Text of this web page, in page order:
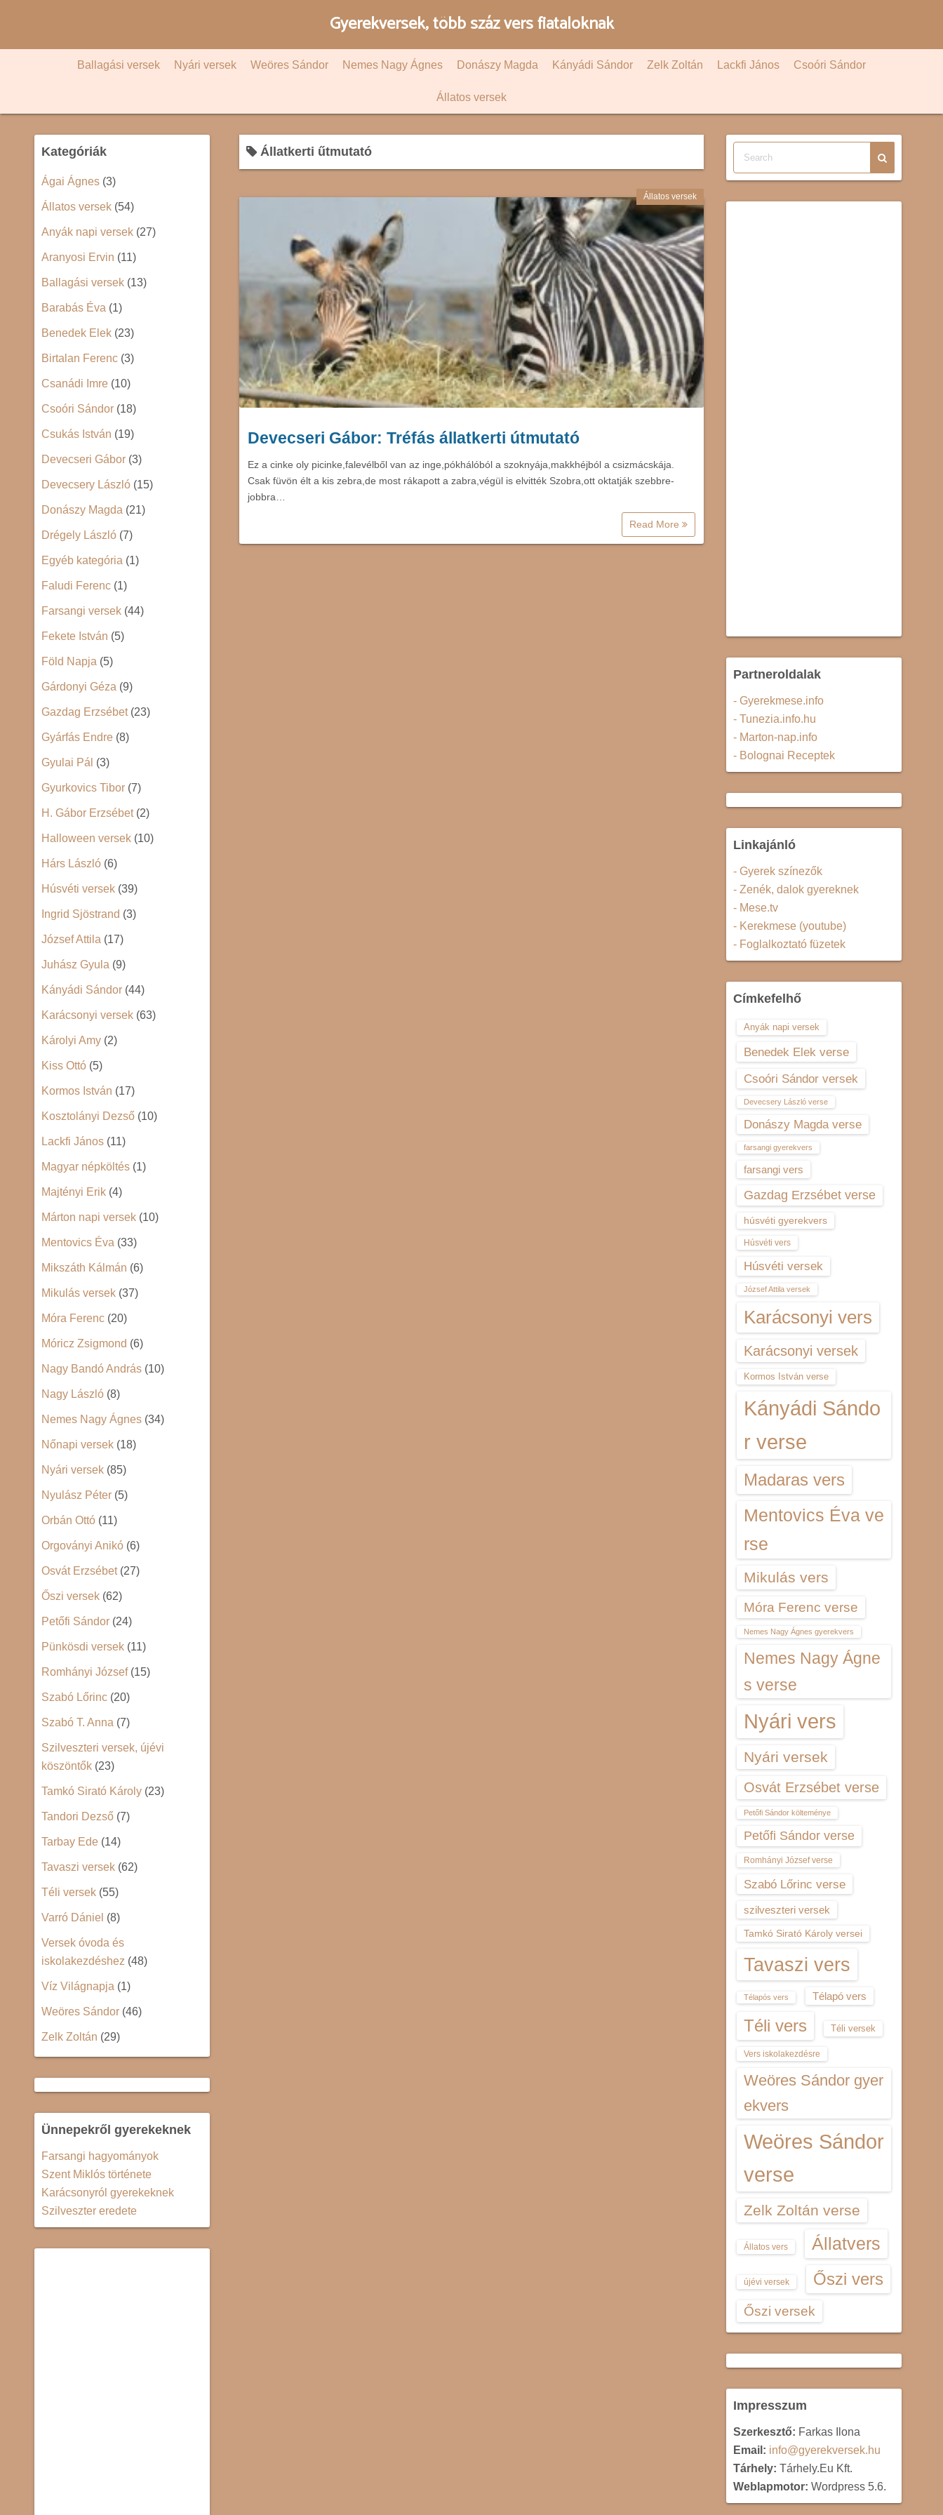
c
Gyerekversek, több száz vers fiataloknak
Ballagási versek Nyári versek Weöres Sándor Nemes Nagy Ágnes Donászy Magda Kányádi Sándor Zelk Zoltán Lackfi János Csoóri Sándor
Állatos versek
Állatkerti űtmutató
Állatos versek
Devecseri Gábor: Tréfás állatkerti útmutató
Ez a cinke oly picinke,falevélből van az inge,pókhálóból a szoknyája,makkhéjból a csizmácskája.
Csak füvön élt a kis zebra,de most rákapott a zabra,végül is elvitték Szobra,ott oktatják szebbre-
jobbra…
Read More
Kategóriák
Ágai Ágnes (3)
Állatos versek (54)
Anyák napi versek (27)
Aranyosi Ervin (11)
Ballagási versek (13)
Barabás Éva (1)
Benedek Elek (23)
Birtalan Ferenc (3)
Csanádi Imre (10)
Csoóri Sándor (18)
Csukás István (19)
Devecseri Gábor (3)
Devecsery László (15)
Donászy Magda (21)
Drégely László (7)
Egyéb kategória (1)
Faludi Ferenc (1)
Farsangi versek (44)
Fekete István (5)
Föld Napja (5)
Gárdonyi Géza (9)
Gazdag Erzsébet(23)
Gyárfás Endre (8)
Gyulai Pál (3)
Gyurkovics Tibor (7)
H. Gábor Erzsébet(2)
Halloween versek (10)
Hárs László (6)
Húsvéti versek (39)
Ingrid Sjöstrand (3)
József Attila (17)
Juhász Gyula (9)
Kányádi Sándor (44)
Karácsonyi versek (63)
Károlyi Amy (2)
Kiss Ottó (5)
Kormos István (17)
Kosztolányi Dezső (10)
Lackfi János (11)
Magyar népköltés (1)
Majtényi Erik (4)
Márton napi versek (10)
Mentovics Éva (33)
Mikszáth Kálmán (6)
Mikulás versek (37)
Móra Ferenc (20)
Móricz Zsigmond (6)
Nagy Bandó András (10)
Nagy László (8)
Nemes Nagy Ágnes (34)
Nőnapi versek (18)
Nyári versek (85)
Nyulász Péter (5)
Orbán Ottó (11)
Orgoványi Anikó (6)
Osvát Erzsébet(27)
Őszi versek (62)
Petőfi Sándor (24)
Pünkösdi versek (11)
Romhányi József(15)
Szabó Lőrinc (20)
Szabó T. Anna (7)
Szilveszteri versek, újévi
köszöntők (23)
Tamkó Sirató Károly (23)
Tandori Dezső (7)
Tarbay Ede (14)
Tavaszi versek (62)
Téli versek (55)
Varró Dániel (8)
Versek óvoda és
iskolakezdéshez (48)
Víz Világnapja (1)
Weöres Sándor (46)
Zelk Zoltán (29)
Ünnepekről gyerekeknek
Farsangi hagyományok
Szent Miklós története
Karácsonyról gyerekeknek
Szilveszter eredete
Partneroldalak
- Gyerekmese.info
- Tunezia.info.hu
- Marton-nap.info
- Bolognai Receptek
Linkajánló
- Gyerek színezők
- Zenék, dalok gyereknek
- Mese.tv
- Kerekmese (youtube)
- Foglalkoztató füzetek
Címkefelhő
Anyák napi versek
Benedek Elek verse
Csoóri Sándor versek
Devecsery László verse
Donászy Magda verse
farsangi gyerekvers
farsangi vers
Gazdag Erzsébet verse
húsvéti gyerekvers
Húsvéti vers
Húsvéti versek
József Attila versek
Karácsonyi vers
Karácsonyi versek
Kormos István verse
Kányádi Sándo
r verse
Madaras vers
Mentovics Éva ve
rse
Mikulás vers
Móra Ferenc verse
Nemes Nagy Ágnes gyerekvers
Nemes Nagy Ágne
s verse
Nyári vers
Nyári versek
Osvát Erzsébet verse
Petőfi Sándor költeménye
Petőfi Sándor verse
Romhányi József verse
Szabó Lőrinc verse
szilveszteri versek
Tamkó Sirató Károly versei
Tavaszi vers
Télapós vers Télapó vers
Téli vers Téli versek
Vers iskolakezdésre
Weöres Sándor gyer
ekvers
Weöres Sándor
verse
Zelk Zoltán verse
Állatos vers Állatvers
újévi versek Őszi vers
Őszi versek
Impresszum
Szerkesztő: Farkas Ilona
Email: info@gyerekversek.hu
Tárhely: Tárhely.Eu Kft.
Weblapmotor: Wordpress 5.6.